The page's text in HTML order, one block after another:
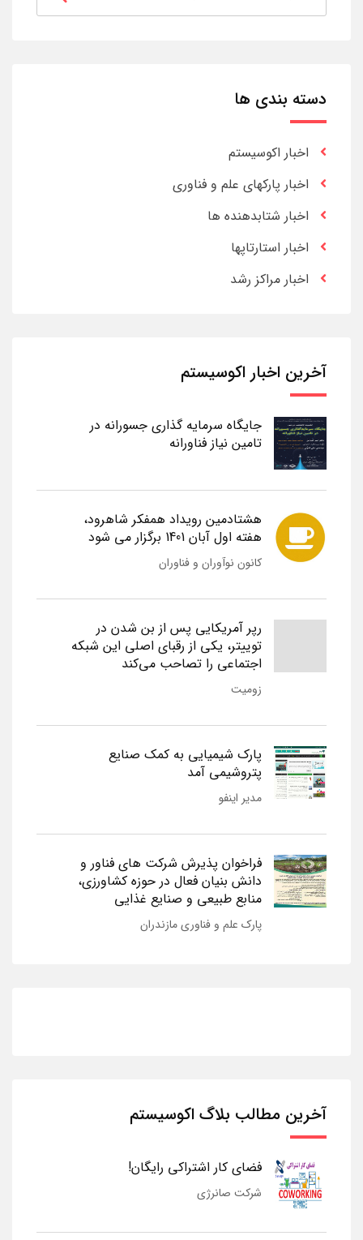
دسته بندی ها
اخبار اکوسیستم
اخبار پارکهای علم و فناوری
اخبار شتابدهنده ها
اخبار استارتاپها
اخبار مراکز رشد
آخرین اخبار اکوسیستم
جایگاه سرمایه گذاری جسورانه در
تامین نیاز فناورانه
هشتادمین رویداد همفکر شاهرود،
هفته اول آبان 1401 برگزار می شود
کانون نوآوران و فناوران
رپر آمریکایی پس از بن شدن در
توییتر، یکی از رقبای اصلی این شبکه
اجتماعی را تصاحب می‌کند
زومیت
پارک شیمیایی به کمک صنایع
پتروشیمی آمد
مدیر اینفو
فراخوان پذیرش شرکت های فناور و
دانش بنیان فعال در حوزه کشاورزی،
منابع طبیعی و صنایع غذایی
پارک علم و فناوری مازندران
آخرین مطالب بلاگ اکوسیستم
فضای کار اشتراکی رایگان!
شرکت صانرژی